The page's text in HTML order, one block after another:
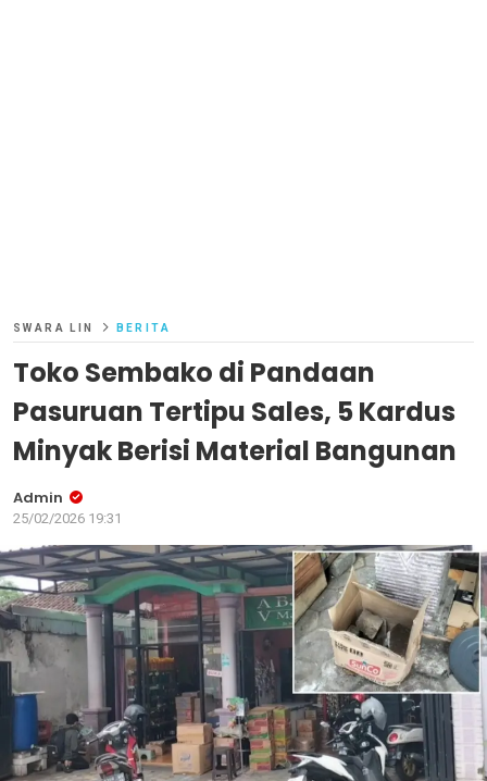
SWARA LIN BERITA
Toko Sembako di Pandaan
Pasuruan Tertipu Sales, 5 Kardus
Minyak Berisi Material Bangunan
Admin
25/02/2026 19:31